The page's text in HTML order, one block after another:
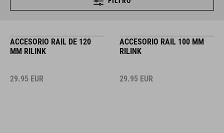
ACCESORIO RAIL DE 120
MM RILINK
29.95 EUR
ACCESORIO RAIL 100 MM
RILINK
29.95 EUR